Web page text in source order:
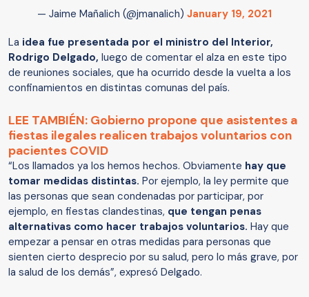
— Jaime Mañalich (@jmanalich) January 19, 2021
La idea fue presentada por el ministro del Interior,
Rodrigo Delgado, luego de comentar el alza en este tipo
de reuniones sociales, que ha ocurrido desde la vuelta a los
confinamientos en distintas comunas del país.
LEE TAMBIÉN: Gobierno propone que asistentes a
fiestas ilegales realicen trabajos voluntarios con
pacientes COVID
“Los llamados ya los hemos hechos. Obviamente hay que
tomar medidas distintas. Por ejemplo, la ley permite que
las personas que sean condenadas por participar, por
ejemplo, en fiestas clandestinas, que tengan penas
alternativas como hacer trabajos voluntarios. Hay que
empezar a pensar en otras medidas para personas que
sienten cierto desprecio por su salud, pero lo más grave, por
la salud de los demás”, expresó Delgado.